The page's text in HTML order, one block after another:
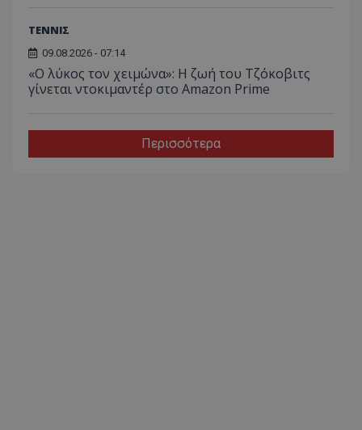
ΤΕΝΝΙΣ
09.08.2026 - 07:14
«Ο λύκος τον χειμώνα»: Η ζωή του Τζόκοβιτς
γίνεται ντοκιμαντέρ στο Amazon Prime
Περισσότερα